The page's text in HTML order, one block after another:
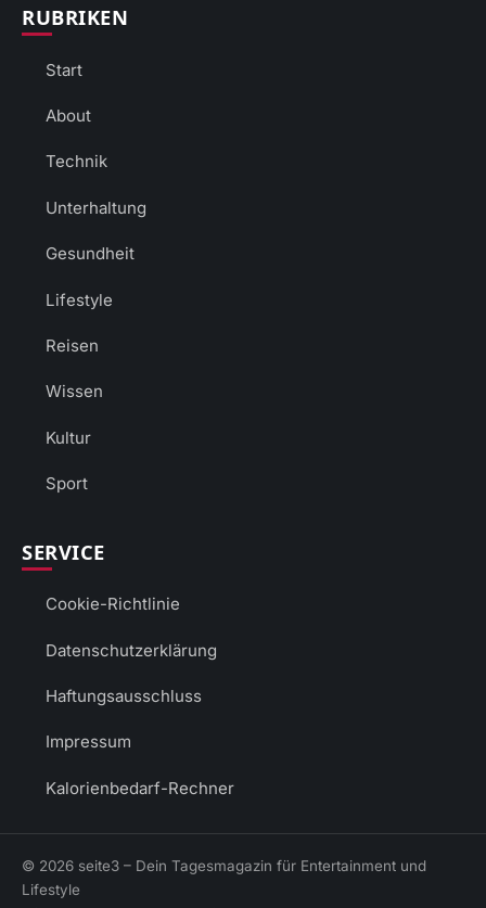
RUBRIKEN
Start
About
Technik
Unterhaltung
Gesundheit
Lifestyle
Reisen
Wissen
Kultur
Sport
SERVICE
Cookie-Richtlinie
Datenschutzerklärung
Haftungsausschluss
Impressum
Kalorienbedarf-Rechner
© 2026 seite3 – Dein Tagesmagazin für Entertainment und
Lifestyle